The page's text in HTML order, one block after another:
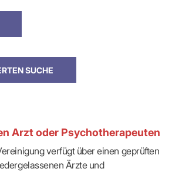
Arzt oder Psychotherapeuten
verfügt über einen geprüften
Ärzte und